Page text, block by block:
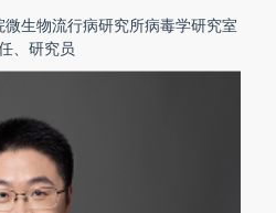
生物流行病研究所病毒学研究室
、研究员